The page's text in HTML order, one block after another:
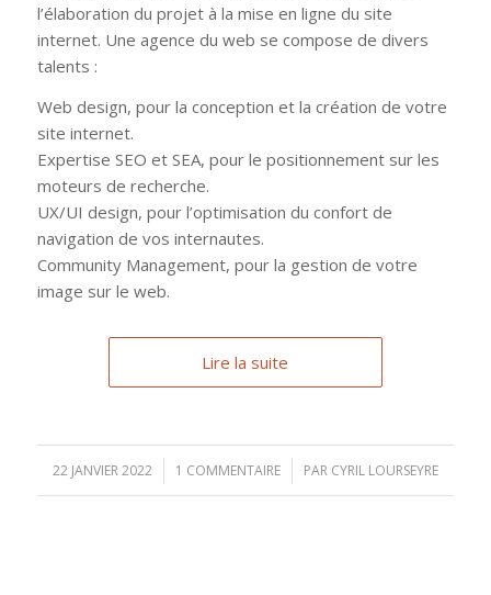
l’élaboration du projet à la mise en ligne du site
internet. Une agence du web se compose de divers
talents :
Web design, pour la conception et la création de votre
site internet.
Expertise SEO et SEA, pour le positionnement sur les
moteurs de recherche.
UX/UI design, pour l’optimisation du confort de
navigation de vos internautes.
Community Management, pour la gestion de votre
image sur le web.
Lire la suite
22 JANVIER 2022
/ 1 COMMENTAIRE
/ PAR CYRIL LOURSEYRE